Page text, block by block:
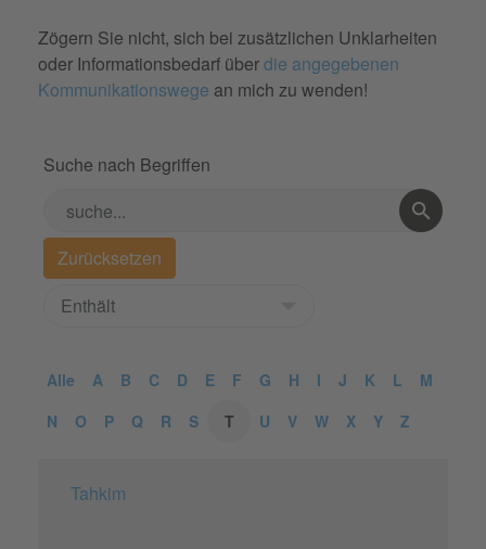
Zögern Sie nicht, sich bei zusätzlichen Unklarheiten
oder Informationsbedarf überdie angegebenen
Kommunikationswege an mich zu wenden!
Suche nach Begriffen
Alle A B C D E F G H I J K L
M
N
O P Q R S T U V W X Y Z
Tahkim